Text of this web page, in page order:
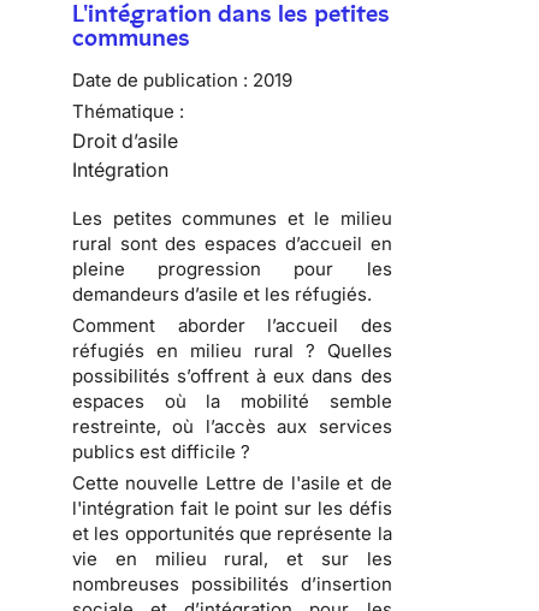
L'intégration dans les petites
communes
Date de publication : 2019
Thématique :
Droit d’asile
Intégration
Les petites communes et le milieu
rural sont des espaces d’accueil en
pleine progression pour les
demandeurs d’asile et les réfugiés.
Comment aborder l’accueil des
réfugiés en milieu rural ? Quelles
possibilités s’offrent à eux dans des
espaces où la mobilité semble
restreinte, où l’accès aux services
publics est difficile ?
Cette nouvelle Lettre de l'asile et de
l'intégration fait le point sur les défis
et les opportunités que représente la
vie en milieu rural, et sur les
nombreuses possibilités d’insertion